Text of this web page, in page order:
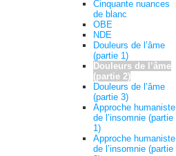
Cinquante nuances
de blanc
OBE
NDE
Douleurs de l’âme
(partie 1)
Douleurs de l’âme
(partie 2)
Douleurs de l’âme
(partie 3)
Approche humaniste
de l’insomnie (partie
1)
Approche humaniste
de l’insomnie (partie